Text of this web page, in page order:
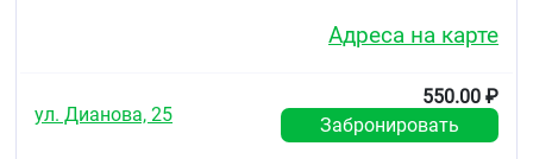
Адреса на карте
ул. Дианова, 25
550.00 ₽
Забронировать